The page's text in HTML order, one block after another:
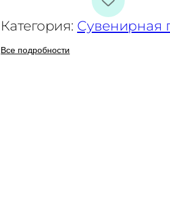
Категория: Сувенирная
Все подробности